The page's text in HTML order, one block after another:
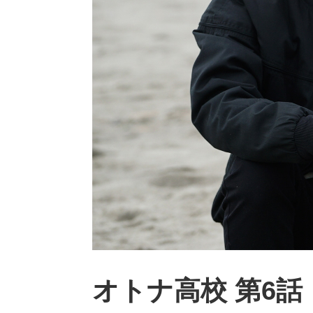
オトナ高校 第6話